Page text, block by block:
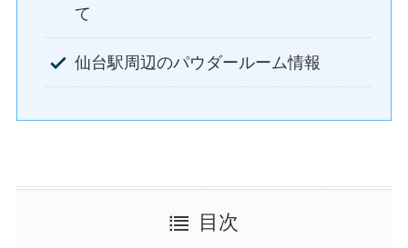
て
仙台駅周辺のパウダールーム情報
目次